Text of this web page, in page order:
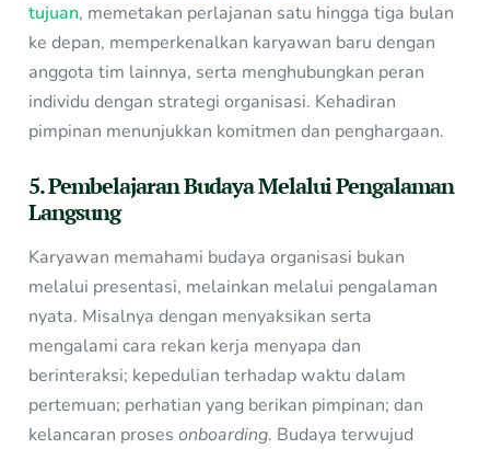
tujuan, memetakan perlajanan satu hingga tiga bulan
ke depan, memperkenalkan karyawan baru dengan
anggota tim lainnya, serta menghubungkan peran
individu dengan strategi organisasi. Kehadiran
pimpinan menunjukkan komitmen dan penghargaan.
5. Pembelajaran Budaya Melalui Pengalaman
Langsung
Karyawan memahami budaya organisasi bukan
melalui presentasi, melainkan melalui pengalaman
nyata. Misalnya dengan menyaksikan serta
mengalami cara rekan kerja menyapa dan
berinteraksi; kepedulian terhadap waktu dalam
pertemuan; perhatian yang berikan pimpinan; dan
kelancaran prosesonboarding. Budaya terwujud